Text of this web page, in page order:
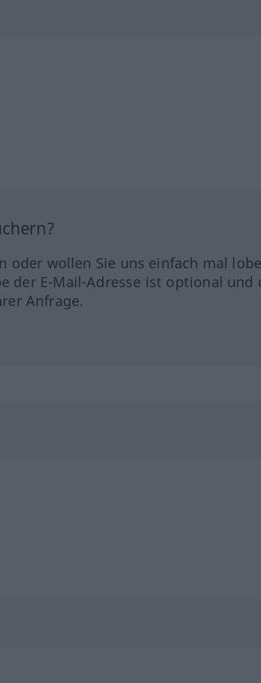
oder wollen Sie uns einfach mal
der E-Mail-Adresse ist optional und
Anfrage.